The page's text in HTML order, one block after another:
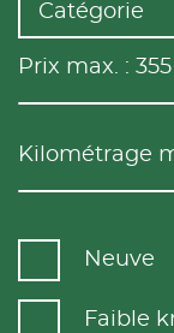
Catégorie
Prix max. :
Kilométrage
Neuve
Faible